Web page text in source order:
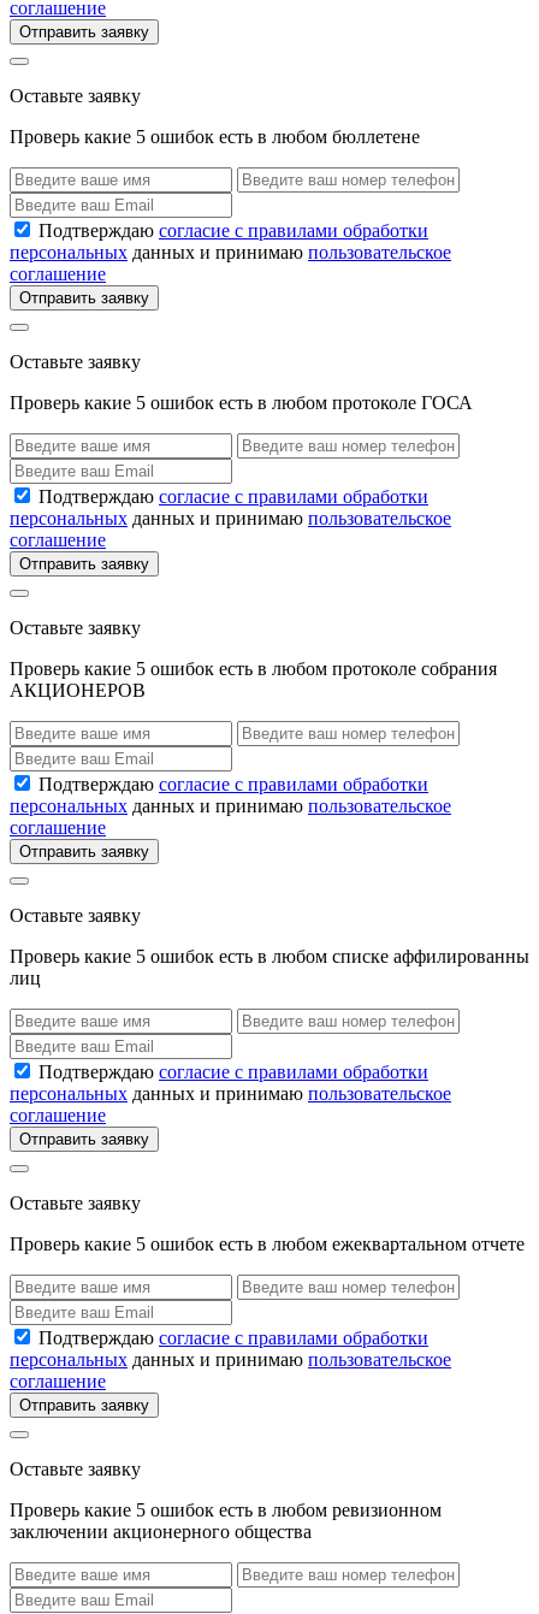
соглашение
Отправить заявку
Оставьте заявку
Проверь какие 5 ошибок есть в любом бюллетене
Подтверждаю согласие с правилами обработки
персональных данных и принимаю пользовательское
соглашение
Отправить заявку
Оставьте заявку
Проверь какие 5 ошибок есть в любом протоколе ГОСА
Подтверждаю согласие с правилами обработки
персональных данных и принимаю пользовательское
соглашение
Отправить заявку
Оставьте заявку
Проверь какие 5 ошибок есть в любом протоколе собрания
АКЦИОНЕРОВ
Подтверждаю согласие с правилами обработки
персональных данных и принимаю пользовательское
соглашение
Отправить заявку
Оставьте заявку
Проверь какие 5 ошибок есть в любом списке аффилированны
лиц
Подтверждаю согласие с правилами обработки
персональных данных и принимаю пользовательское
соглашение
Отправить заявку
Оставьте заявку
Проверь какие 5 ошибок есть в любом ежеквартальном отчете
Подтверждаю согласие с правилами обработки
персональных данных и принимаю пользовательское
соглашение
Отправить заявку
Оставьте заявку
Проверь какие 5 ошибок есть в любом ревизионном
заключении акционерного общества